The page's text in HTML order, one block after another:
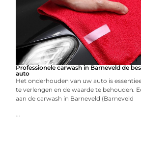
Professionele carwash in Barneveld de
auto
Het onderhouden van uw auto is
te verlengen en de waarde te behouden.
aan de carwash in Barneveld (Barneveld
...